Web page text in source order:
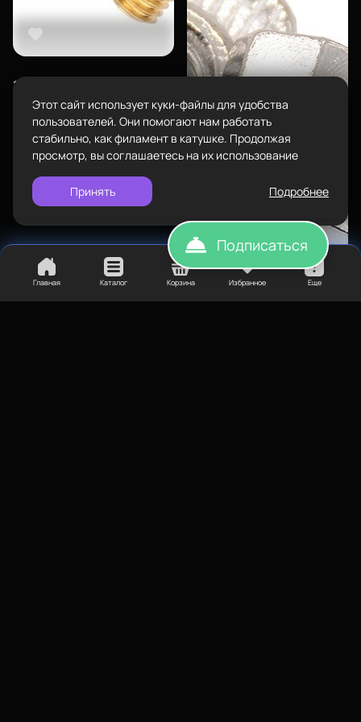
100
Сопло 0,8 мм
Главная Каталог Корзина Избранное Еще
Подарочные сертификаты
Пн-Вс с 10:00 до 18:00
написать
Политика конфиденциальности
Этот сайт использует куки-файлы для удобства
пользователей. Они помогают нам работать
стабильно, как филамент в катушке. Продолжая
просмотр, вы соглашаетесь на их использование
Принять Подробнее
Подписаться